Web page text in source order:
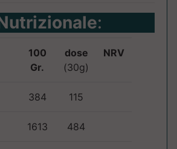
:
100
Gr.
dose
(30g)
NRV
384 115
1613 484